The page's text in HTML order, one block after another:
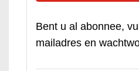
Bent u al abonnee,
mailadres en